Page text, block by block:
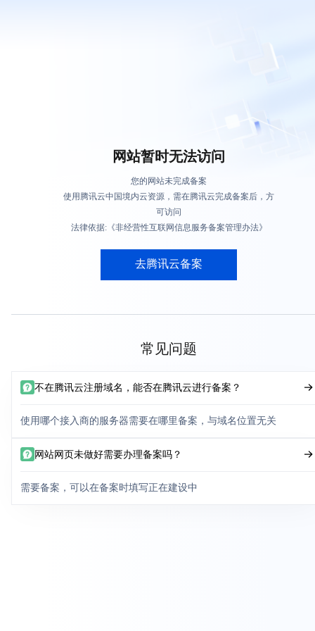
网站暂时无法访问
您的网站未完成备案
使用腾讯云中国境内云资源，需在腾讯云完成备案后，方
可访问
法律依据:《非经营性互联网信息服务备案管理办法》
去腾讯云备案
常见问题
不在腾讯云注册域名，能否在腾讯云进行备案？
使用哪个接入商的服务器需要在哪里备案，与域名位置无关
网站网页未做好需要办理备案吗？
需要备案，可以在备案时填写正在建设中